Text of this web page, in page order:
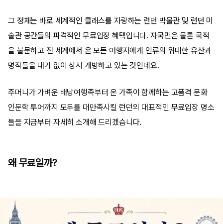
그 정체는 바로 세계적인 클래스를 자랑하는 런던 박물관 및 런던 미
술관 공간들의 파격적인 무료입장 혜택입니다. 자국민은 물론 국적
을 불문하고 전 세계에서 온 모든 여행자에게 인류의 위대한 유산과
명작들을 대가 없이 상시 개방하고 있는 것인데요.
주머니가 가벼운 배낭여행족부터 온 가족이 함께하는 고품격 문화
인문학 투어까지 모두를 대만족시킬 런던의 대표적인 무료입장 명소
들을 지금부터 자세히 소개해 드리겠습니다.
왜 무료일까?